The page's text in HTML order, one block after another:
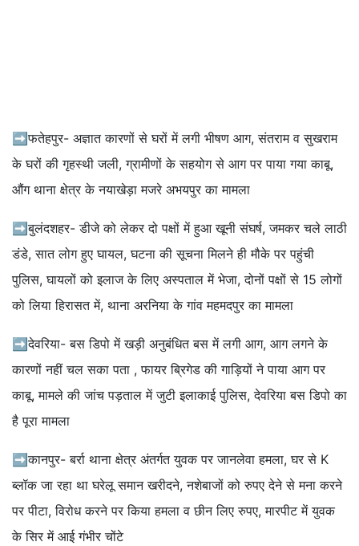
➡फतेहपुर- अज्ञात कारणों से घरों में लगी भीषण आग, संतराम व सुखराम
के घरों की गृहस्थी जली, ग्रामीणों के सहयोग से आग पर पाया गया काबू,
औंग थाना क्षेत्र के नयाखेड़ा मजरे अभयपुर का मामला
➡बुलंदशहर- डीजे को लेकर दो पक्षों में हुआ खूनी संघर्ष, जमकर चले लाठी
डंडे, सात लोग हुए घायल, घटना की सूचना मिलने ही मौके पर पहुंची
पुलिस, घायलों को इलाज के लिए अस्पताल में भेजा, दोनों पक्षों से 15 लोगों
को लिया हिरासत में, थाना अरनिया के गांव महमदपुर का मामला
➡देवरिया- बस डिपो में खड़ी अनुबंधित बस में लगी आग, आग लगने के
कारणों नहीं चल सका पता , फायर ब्रिगेड की गाड़ियों ने पाया आग पर
काबू, मामले की जांच पड़ताल में जुटी इलाकाई पुलिस, देवरिया बस डिपो का
है पूरा मामला
➡कानपुर- बर्रा थाना क्षेत्र अंतर्गत युवक पर जानलेवा हमला, घर से K
ब्लॉक जा रहा था घरेलू समान खरीदने, नशेबाजों को रुपए देने से मना करने
पर पीटा, विरोध करने पर किया हमला व छीन लिए रुपए, मारपीट में युवक
के सिर में आई गंभीर चोंटे